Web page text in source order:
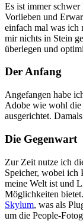
Es ist immer schwer
Vorlieben und
einfach mal was ich
mir nichts in Stein
überlegen und
Der Anfang
Angefangen habe
Adobe wie wohl die
ausgerichtet.
Die Gegenwart
Zur Zeit nutze ich
Speicher, wobei ich
meine Welt ist und
Möglichkeiten
Skylum, was als
um die People-